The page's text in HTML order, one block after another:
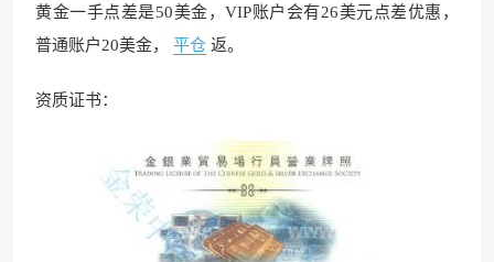
黄金一手点差是50美金，VIP账户会有26美元点差优惠，
普通账户20美金，
平仓 返。
资质证书：